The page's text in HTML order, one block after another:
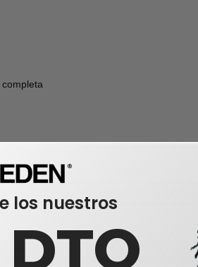
chaquetas de lana
los nuestros